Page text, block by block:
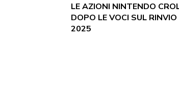
LE AZIONI NINTENDO
DOPO LE VOCI SUL
2025